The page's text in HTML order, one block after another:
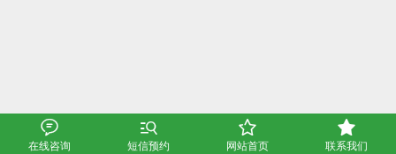

在线咨询

短信预约

网站首页

联系我们